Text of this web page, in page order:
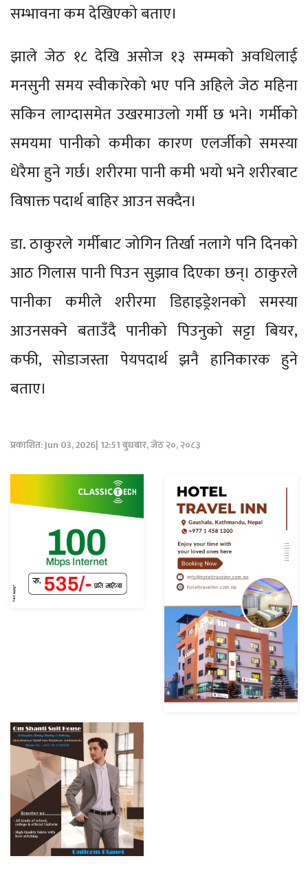
सम्भावना कम देखिएको बताए।
झाले जेठ १८ देखि असोज १३ सम्मको अवधिलाई
मनसुनी समय स्वीकारेको भए पनि अहिले जेठ महिना
सकिन लाग्दासमेत उखरमाउलो गर्मी छ भने। गर्मीको
समयमा पानीको कमीका कारण एलर्जीको समस्या
धेरैमा हुने गर्छ। शरीरमा पानी कमी भयो भने शरीरबाट
विषाक्त पदार्थ बाहिर आउन सक्दैन।
डा. ठाकुरले गर्मीबाट जोगिन तिर्खा नलागे पनि दिनको
आठ गिलास पानी पिउन सुझाव दिएका छन्। ठाकुरले
पानीका कमीले शरीरमा डिहाइड्रेशनको समस्या
आउनसक्ने बताउँदै पानीको पिउनुको सट्टा बियर,
कफी, सोडाजस्ता पेयपदार्थ झनै हानिकारक हुने
बताए।
प्रकाशित: Jun 03, 2026| 12:51 बुधबार, जेठ २०, २०८३